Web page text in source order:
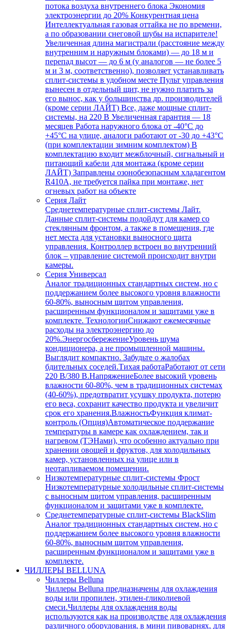
потока воздуха внутреннего блока Экономия
электроэнергии до 20% Конкурентная цена
Интеллектуальная газовая оттайка не по времени,
а по образовании снеговой шубы на испарителе!
Увеличенная длина магистрали (расстояние между
внутренним и наружным блоками) — до 18 м и
перепад высот — до 6 м (у аналогов — не более 5
м и 3 м, соответственно), позволяет устанавливать
сплит-системы в удобном месте Пульт управления
вынесен в отдельный щит, не нужно платить за
его вынос, как у большинства др. производителей
(кроме серии ЛАЙТ) Все, даже мощные сплит-
системы, на 220 В Увеличенная гарантия — 18
месяцев Работа наружного блока от -40°С до
+45°С на улице, аналоги работают от -30 до +43°С
(при комплектации зимним комплектом) В
комплектацию входит межблочный, сигнальный и
питающий кабели для монтажа (кроме серии
ЛАЙТ) Заправлены озонобезопасным хладагентом
R410A, не требуется пайка при монтаже, нет
огневых работ на объекте
Серия Лайт
Среднетемпературные сплит-системы Лайт.
Данные сплит-системы подойдут для камер со
стеклянным фронтом, а также в помещения, где
нет места для установки выносного щита
управления. Контроллер встроен во внутренний
блок – управление системой происходит внутри
камеры.
Серия Универсал
Аналог традиционных стандартных систем, но с
поддержанием более высокого уровня влажности
60-80%, выносным щитом управления,
расширенным функционалом и защитами уже в
комплекте. ТехнологииСнижают ежемесячные
расходы на электроэнергию до
20%.ЭнергосбережениеУровень шума
кондиционера, а не промышленной машины.
Выглядит компактно. Забудьте о жалобах
бдительных соседей.Тихая работаРаботают от сети
220 В/380 В.НапряжениеБолее высокий уровень
влажности 60-80%, чем в традиционных системах
(40-60%), предотвратит усушку продукта, потерю
его веса, сохранит качество продукта и увеличит
срок его хранения.ВлажностьФункция климат-
контроль (Опция)Автоматическое поддержание
температуры в камере как охлаждением, так и
нагревом (ТЭНами), что особенно актуально при
хранении овощей и фруктов, для холодильных
камер, установленных на улице или в
неотапливаемом помещении.
Низкотемпературные сплит-системы Фрост
Низкотемпературные холодильные сплит-системы
с выносным щитом управления, расширенным
функционалом и защитами уже в комплекте.
Среднетемпературные сплит-системы BlackSlim
Аналог традиционных стандартных систем, но с
поддержанием более высокого уровня влажности
60-80%, выносным щитом управления,
расширенным функционалом и защитами уже в
комплекте.
ЧИЛЛЕРЫ BELLUNA
Чиллеры Belluna
Чиллеры Belluna предназначены для охлаждения
воды или пропилен, этилен-гликолиевой
смеси.Чиллеры для охлаждения воды
используются как на производстве для охлаждения
различного оборудования, в мини пивоварнях, для